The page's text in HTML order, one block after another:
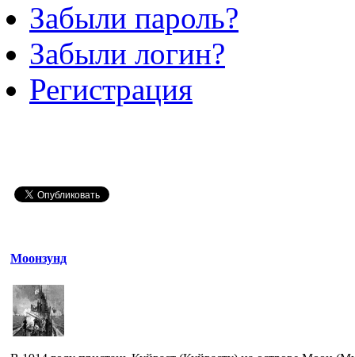
Забыли пароль?
Забыли логин?
Регистрация
Моонзунд